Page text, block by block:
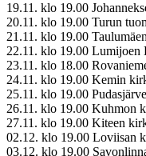
19.11. klo 19.00
20.11. klo 19.00 Turun
21.11. klo 19.00
22.11. klo 19.00
23.11. klo 18.00
24.11. klo 19.00 Kemin
25.11. klo 19.00
26.11. klo 19.00 Kuhmon
27.11. klo 19.00 Kiteen
02.12. klo 19.00 Loviisan
03.12. klo 19.00